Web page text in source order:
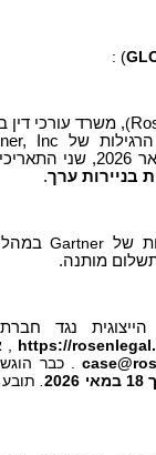
) :
), משרד עורכי דין
של Inc
בניירות ערך.
של
מותנה.
נגד
https://
. כבר
.